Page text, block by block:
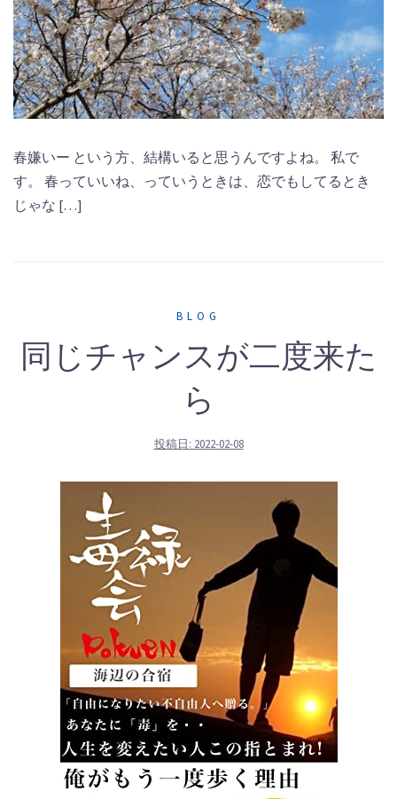
春嫌いー という方、結構いると思うんですよね。 私で
す。 春っていいね、っていうときは、恋でもしてるとき
じゃな […]
BLOG
同じチャンスが二度来た
ら
投稿日: 2022-02-08